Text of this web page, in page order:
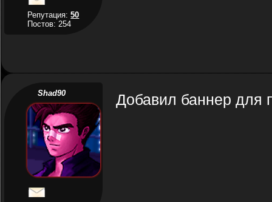
Репутация:50
Постов: 254
Shad90 Добавил баннер для